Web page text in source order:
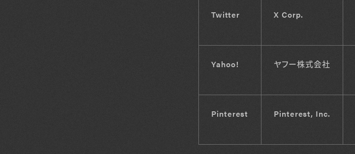
Twitter X Corp.
Yahoo! ヤフー株式会社
Pinterest Pinterest, Inc.